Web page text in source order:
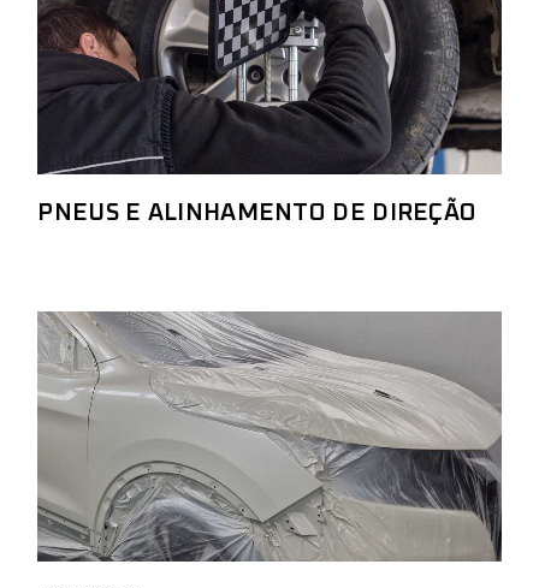
PNEUS E ALINHAMENTO DE DIREÇÃO